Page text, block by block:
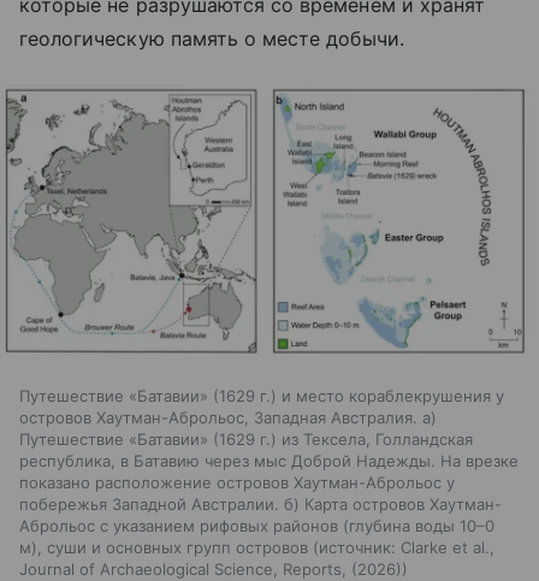
геологическую память о месте добычи.
Путешествие «Батавии» (1629 г.) и место кораблекрушения у
островов Хаутман-Аброльос, Западная Австралия. а)
Путешествие «Батавии» (1629 г.) из Тексела, Голландская
республика, в Батавию через мыс Доброй Надежды. На врезке
показано расположение островов Хаутман-Аброльос у
побережья Западной Австралии. б) Карта островов Хаутман-
Аброльос с указанием рифовых районов (глубина воды 10–0
м), суши и основных групп островов
источник: Clarke et al.,
Journal of Archaeological Science, Reports, (2026)